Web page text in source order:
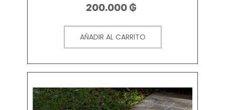
200.000₲
AÑADIR AL CARRITO